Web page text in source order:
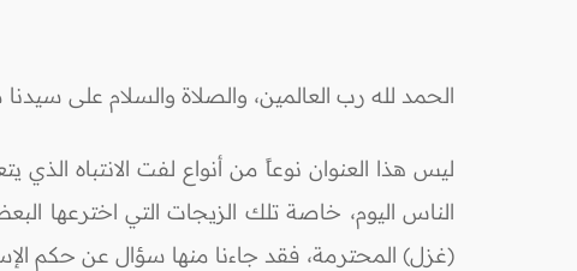
الحمد لله رب العالمين، والصلاة والسلام على
ليس هذا العنوان نوعاً من أنواع لفت الانتباه الذي
الناس اليوم، خاصة تلك الزيجات التي اخترعها
(غزل) المحترمة، فقد جاءنا منها سؤال عن حكم